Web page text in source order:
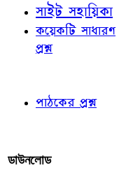
সাইট সহায়িকা
কয়েকটি সাধারণ
প্রশ্ন
পাঠকের প্রশ্ন
ডাউনলোড